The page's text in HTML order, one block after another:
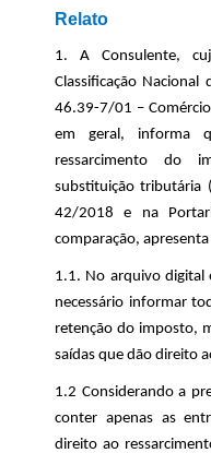
Relato
1. A Consulente,
Classificação Nacional
46.39-7/01 –
em geral, informa
ressarcimento do
substituição tributária
42/2018 e na
comparação,
1.1. No arquivo digital
necessário informar
retenção do imposto,
saídas que dão direito
1.2 Considerando a
conter apenas as
direito ao